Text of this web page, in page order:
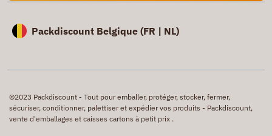
Packdiscount Belgique (FR | NL)
©2023 Packdiscount - Tout pour emballer, protéger, stocker, fermer,
sécuriser, conditionner, palettiser et expédier vos produits - Packdiscount,
vente d'emballages et caisses cartons à petit prix .